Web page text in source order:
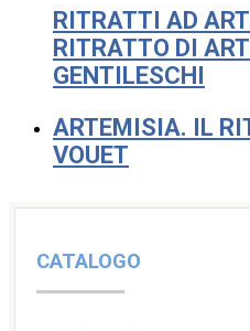
RITRATTI AD
RITRATTO DI
GENTILESCHI
ARTEMISIA. IL
VOUET
CATALOGO